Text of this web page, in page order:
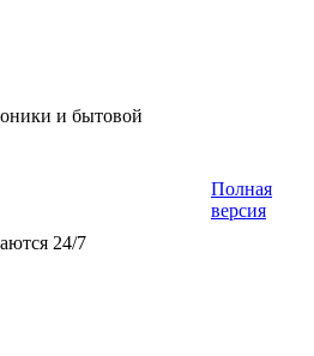
и бытовой
24/7
Полная
версия